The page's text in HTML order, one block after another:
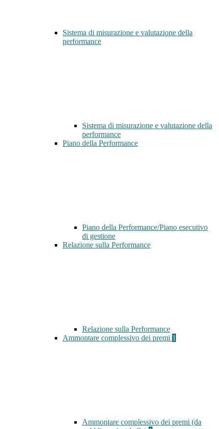
Sistema di misurazione e valutazione della
performance
Sistema di misurazione e valutazione della
performance
Piano della Performance
Piano della Performance/Piano esecutivo
di gestione
Relazione sulla Performance
Relazione sulla Performance
Ammontare complessivo dei premi 1
Ammontare complessivo dei premi (da